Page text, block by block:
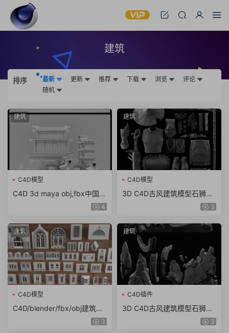
建筑
排序 最新 更新 推荐 下载 浏览
评论
随机
建筑
C4D模型
C4D 3d maya obj,fbx中国风
东方古建筑临安长安城古城街
4
建筑
C4D模型
3D C4D古风建筑模型石狮龙
斗篷石头酒壶木屐蟾蜍 obj z3
建筑
C4D模型
C4D/blender/fbx/obj建筑外
墙欧式窗户门街道门店商铺模
3
建筑
C4D插件
3D C4D古风建筑模型石狮龙
斗篷石头酒壶木屐蟾蜍 obj z3